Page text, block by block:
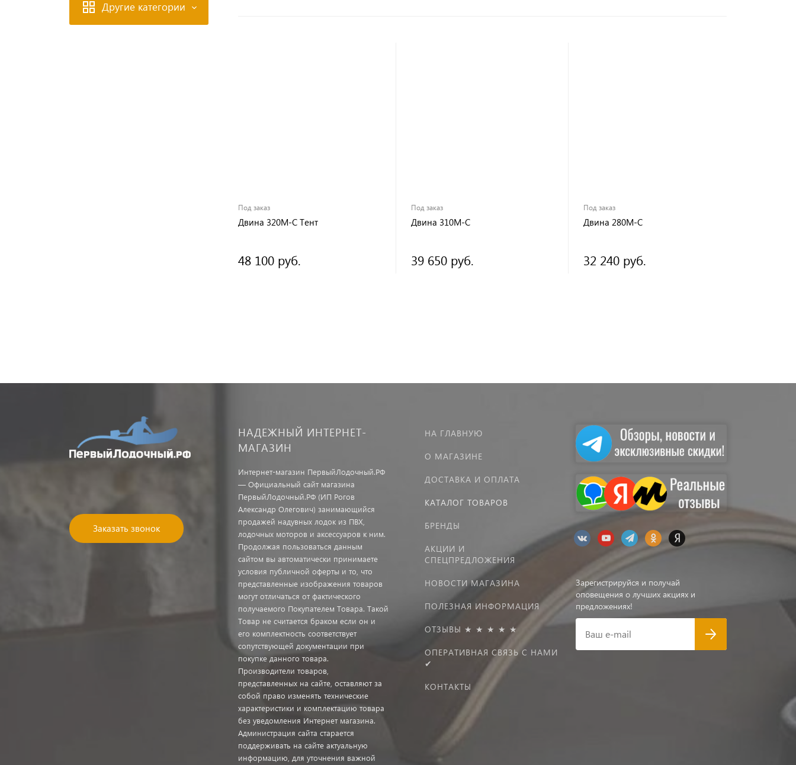
Другие категории
Под заказ
Двина 320М-С Тент
48 100 руб.
Под заказ
Двина 310М-С
39 650 руб.
Под заказ
Двина 280М-С
32 240 руб.
Заказать звонок
НАДЕЖНЫЙ ИНТЕРНЕТ-
МАГАЗИН
Интернет-магазин ПервыйЛодочный.РФ
— Официальный сайт магазина
ПервыйЛодочный.РФ (ИП Рогов
Александр Олегович) занимающийся
продажей надувных лодок из ПВХ,
лодочных моторов и аксессуаров к ним.
Продолжая пользоваться данным
сайтом вы автоматически принимаете
условия публичной оферты и то, что
представленные изображения товаров
могут отличаться от фактического
получаемого Покупателем Товара. Такой
Товар не считается браком если он и
его комплектность соответствует
сопутствующей документации при
покупке данного товара.
Производители товаров,
представленных на сайте, оставляют за
собой право изменять технические
характеристики и комплектацию товара
без уведомления Интернет магазина.
Администрация сайта старается
поддерживать на сайте актуальную
информацию, для уточнения важной
НА ГЛАВНУЮ
О МАГАЗИНЕ
ДОСТАВКА И ОПЛАТА
КАТАЛОГ ТОВАРОВ
БРЕНДЫ
АКЦИИ И
СПЕЦПРЕДЛОЖЕНИЯ
НОВОСТИ МАГАЗИНА
ПОЛЕЗНАЯ ИНФОРМАЦИЯ
ОТЗЫВЫ ★ ★ ★ ★ ★
ОПЕРАТИВНАЯ СВЯЗЬ С НАМИ
✔
КОНТАКТЫ
Зарегистрируйся и получай
оповещения о лучших акциях и
предложениях!
Ваш e-mail